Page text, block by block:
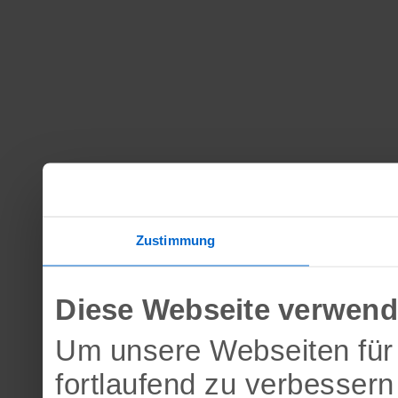
Zustimmung
Diese Webseite
Um unsere Webseiten
fortlaufend zu